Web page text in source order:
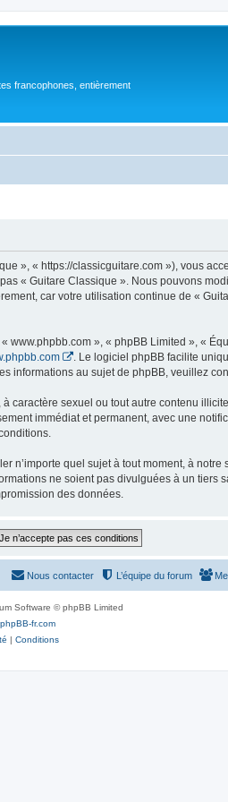
francophones, entièrement
», « https://classicguitare.com »), vous
« Guitare Classique ». Nous pouvons
car votre utilisation continue de «
», « phpBB Limited », «
. Le logiciel phpBB facilite
informations au sujet de phpBB, veuillez
sexuel ou tout autre contenu
immédiat et permanent, avec une
quel sujet à tout moment, à
ne soient pas divulguées à un tiers
des données.
L’équipe du forum
Nous contacter
Software © phpBB Limited
phpBB-fr.com
| Conditions